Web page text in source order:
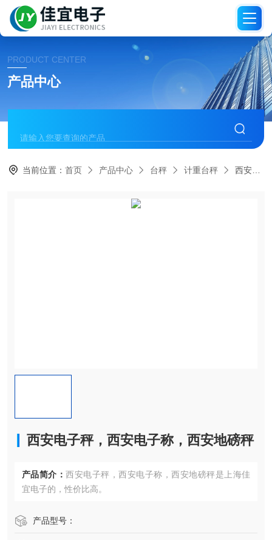
PRODUCT CENTER
产品中心
当前位置：首页 产品中心 台秤 计重台秤 西安电子秤，西安电子称，西安地磅秤
西安电子秤，西安电子称，西安地磅秤
产品简介： 西安电子秤，西安电子称，西安地磅秤是上海佳
宜电子的，性价比高。
产品型号：